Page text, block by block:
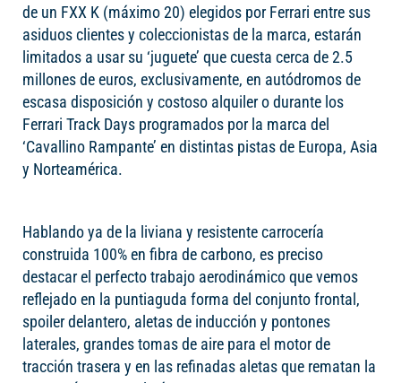
de un FXX K (máximo 20) elegidos por Ferrari entre sus
asiduos clientes y coleccionistas de la marca, estarán
limitados a usar su ‘juguete’ que cuesta cerca de 2.5
millones de euros, exclusivamente, en autódromos de
escasa disposición y costoso alquiler o durante los
Ferrari Track Days programados por la marca del
‘Cavallino Rampante’ en distintas pistas de Europa, Asia
y Norteamérica.
Hablando ya de la liviana y resistente carrocería
construida 100% en fibra de carbono, es preciso
destacar el perfecto trabajo aerodinámico que vemos
reflejado en la puntiaguda forma del conjunto frontal,
spoiler delantero, aletas de inducción y pontones
laterales, grandes tomas de aire para el motor de
tracción trasera y en las refinadas aletas que rematan la